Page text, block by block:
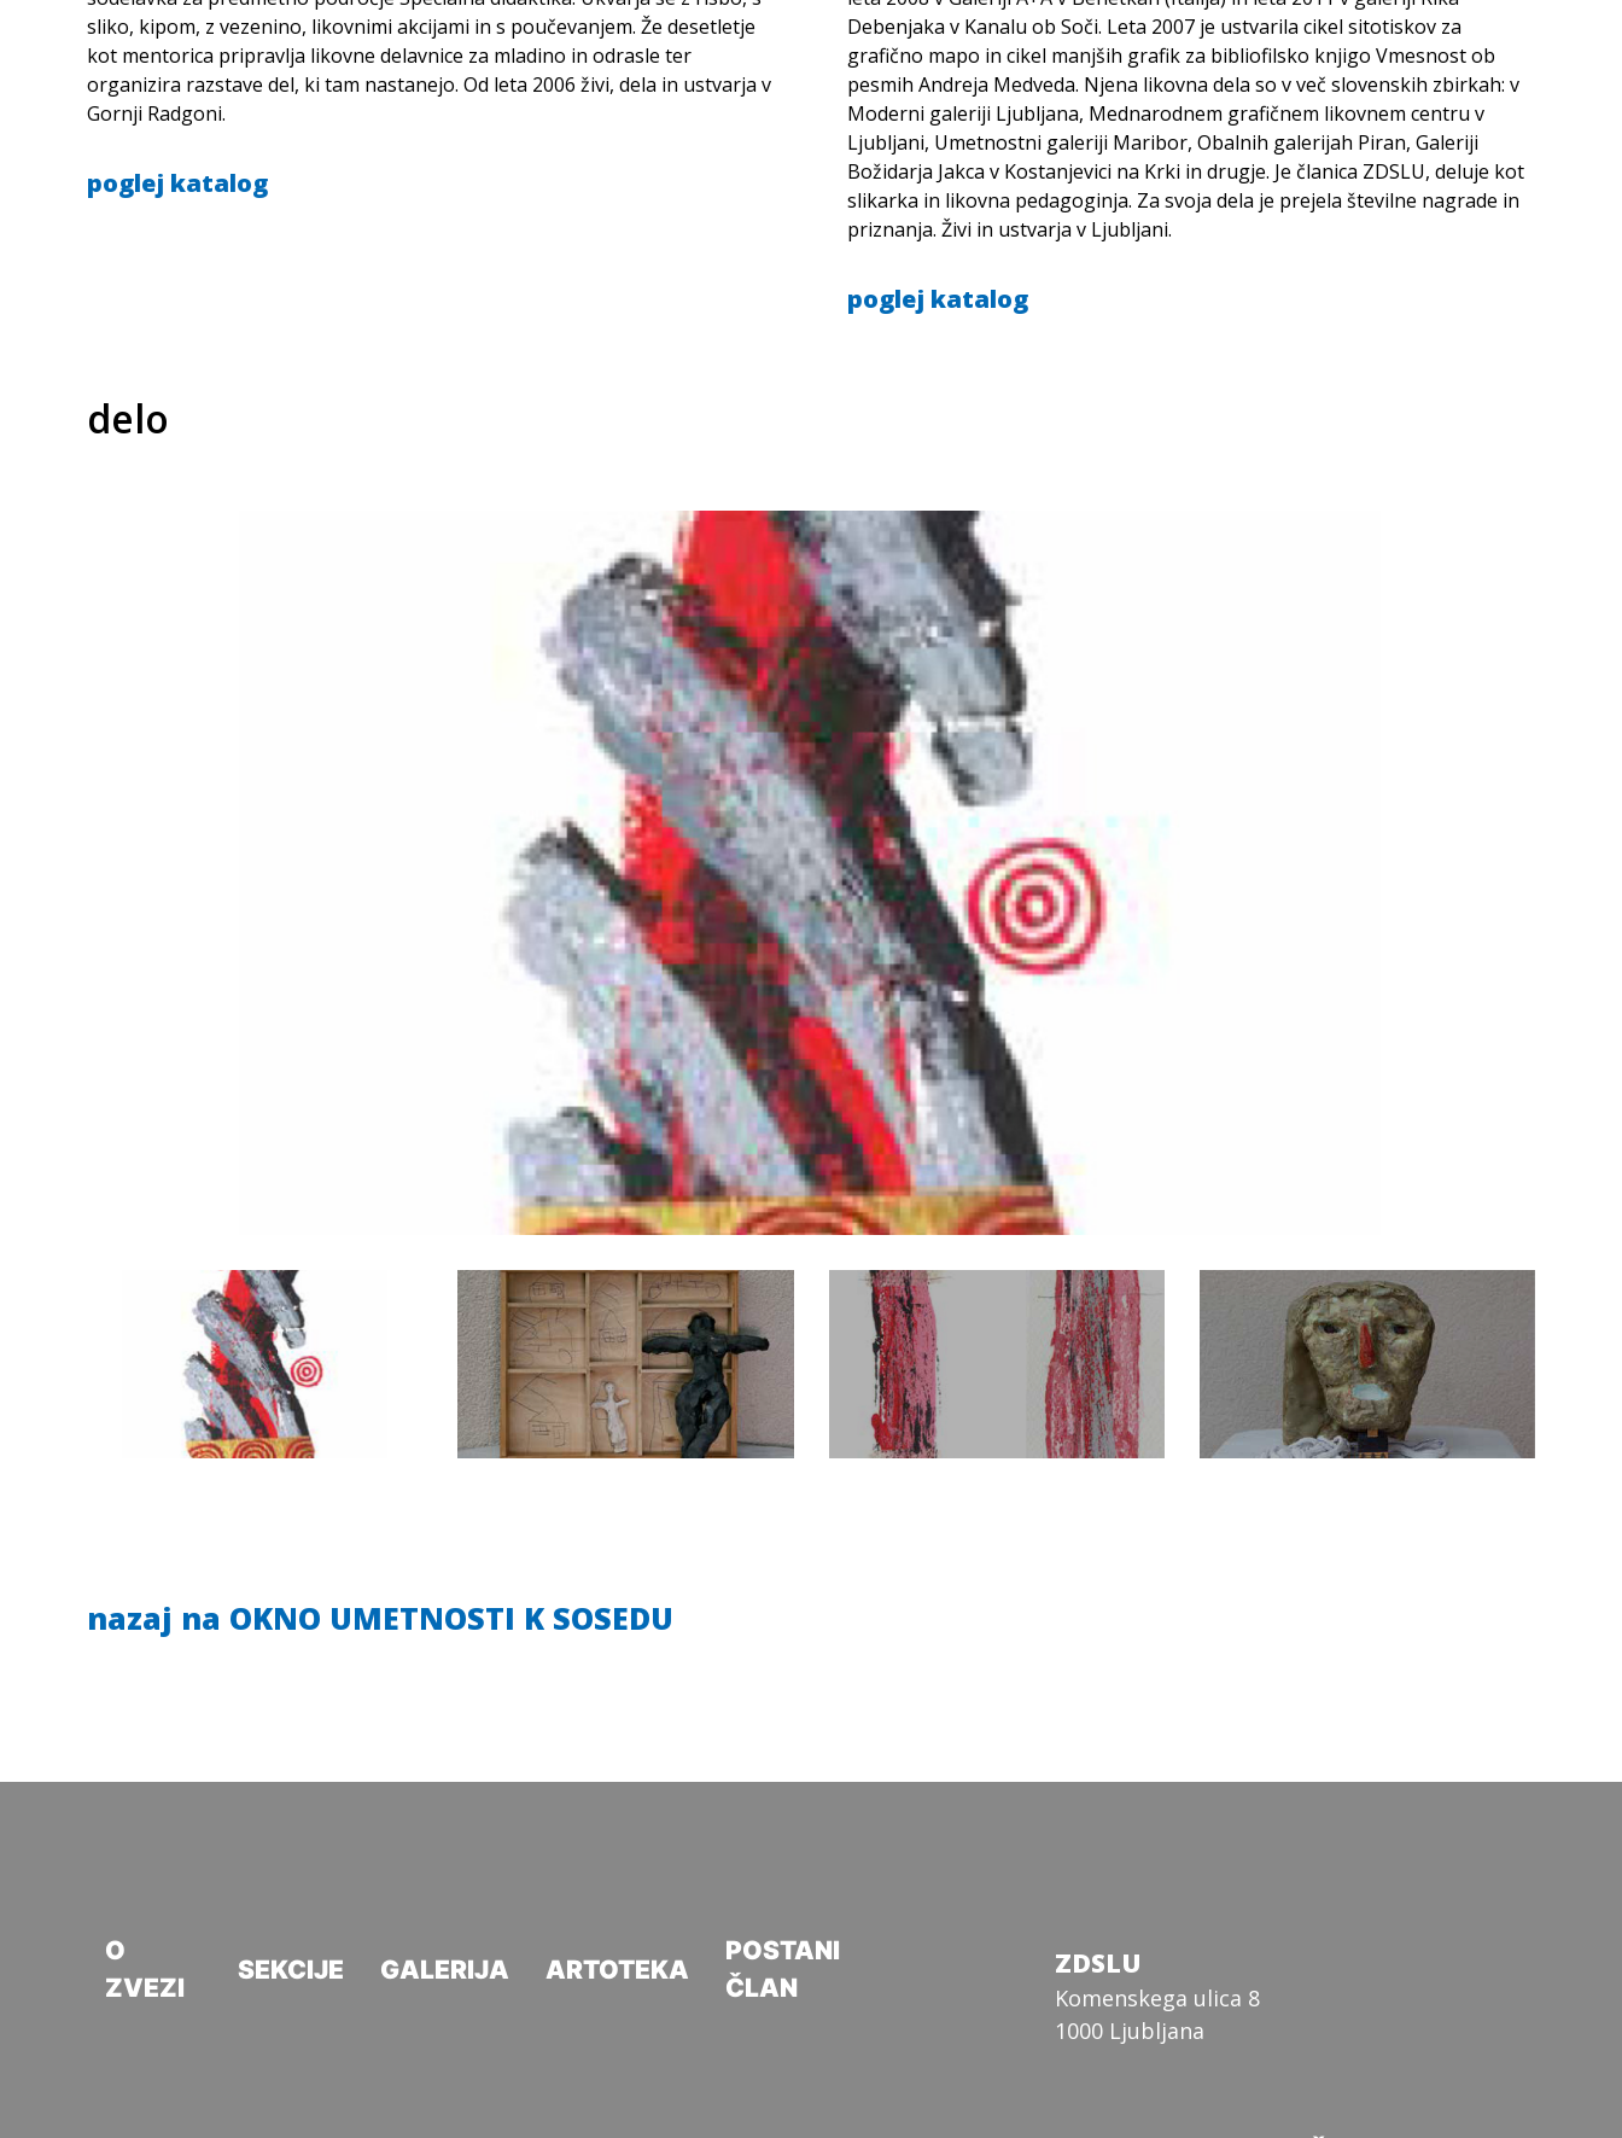
sliko, kipom, z vezenino, likovnimi akcijami in s poučevanjem. Že desetletje
kot mentorica pripravlja likovne delavnice za mladino in odrasle ter
organizira razstave del, ki tam nastanejo. Od leta 2006 živi, dela in ustvarja v
Gornji Radgoni.
poglej katalog
Debenjaka v Kanalu ob Soči. Leta 2007 je ustvarila cikel sitotiskov za
grafično mapo in cikel manjših grafik za bibliofilsko knjigo Vmesnost ob
pesmih Andreja Medveda. Njena likovna dela so v več slovenskih zbirkah: v
Moderni galeriji Ljubljana, Mednarodnem grafičnem likovnem centru v
Ljubljani, Umetnostni galeriji Maribor, Obalnih galerijah Piran, Galeriji
Božidarja Jakca v Kostanjevici na Krki in drugje. Je članica ZDSLU, deluje kot
slikarka in likovna pedagoginja. Za svoja dela je prejela številne nagrade in
priznanja. Živi in ustvarja v Ljubljani.
poglej katalog
delo
nazaj na OKNO UMETNOSTI K SOSEDU
O
ZVEZI
SEKCIJE GALERIJA ARTOTEKA
POSTANI
ČLAN
ZDSLU
Komenskega ulica 8
1000 Ljubljana